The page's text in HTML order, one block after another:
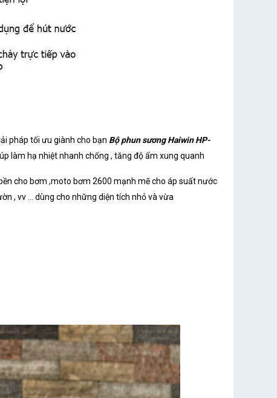
pháp tối ưu giành cho bạn Bộ phun sương Haiwin HP-
làm hạ nhiệt nhanh chống , tăng độ ẩm xung quanh
cho bơm ,moto bơm 2600 mạnh mẽ cho áp suất nước
, vv ... dùng cho những diện tích nhỏ và vừa